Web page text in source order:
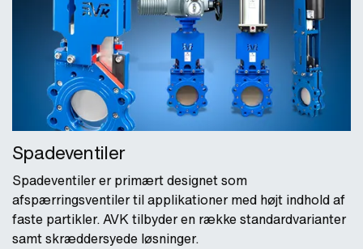
Spadeventiler
Spadeventiler er primært designet som
afspærringsventiler til applikationer med højt indhold af
faste partikler. AVK tilbyder en række standardvarianter
samt skræddersyede løsninger.